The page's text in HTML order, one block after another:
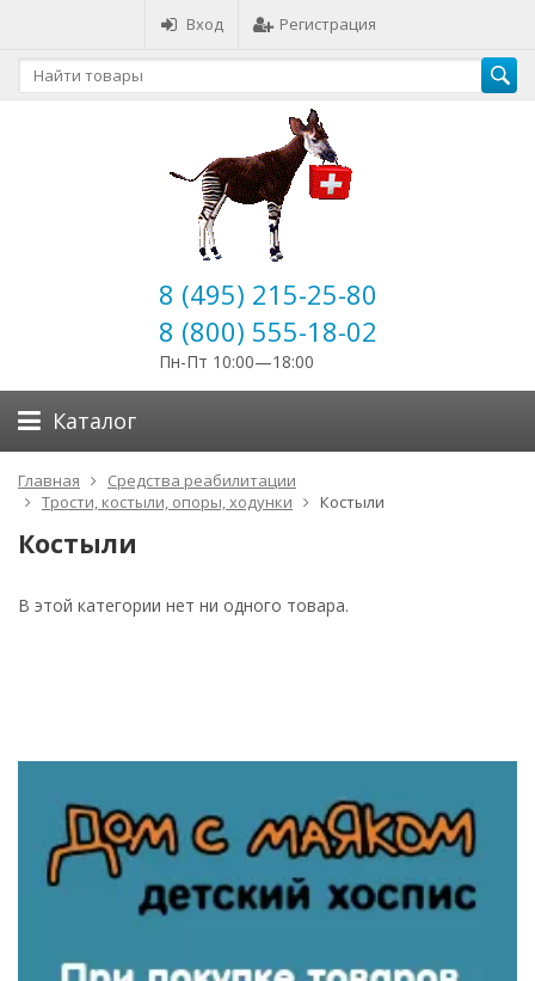
Вход Регистрация
8 (495) 215-25-80
8 (800) 555-18-02
Пн-Пт 10:00—18:00
Каталог
Главная
Средства реабилитации
Трости, костыли, опоры, ходунки
Костыли
Костыли
В этой категории нет ни одного товара.